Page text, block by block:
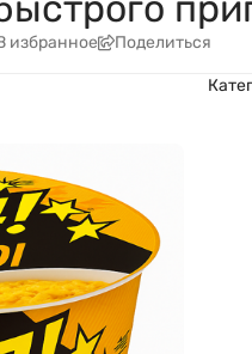
избранное Поделиться